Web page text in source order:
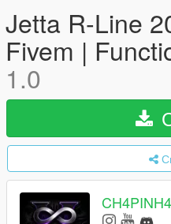
Jetta R-Line
Fivem |
1.0
CH4PINH4